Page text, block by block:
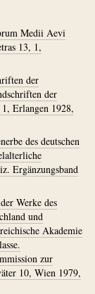
Medii Aevi
13, 1,
der
der
Erlangen 1928,
des deutschen
Ergänzungsband
Werke des
und
Akademie
zur
10, Wien 1979,